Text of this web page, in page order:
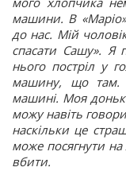
машини. В
до нас. Мій
спасати Сашу». Я
нього постріл у
машину, що там.
машині. Моя
можу навіть
наскільки це
може посягнути
вбити.